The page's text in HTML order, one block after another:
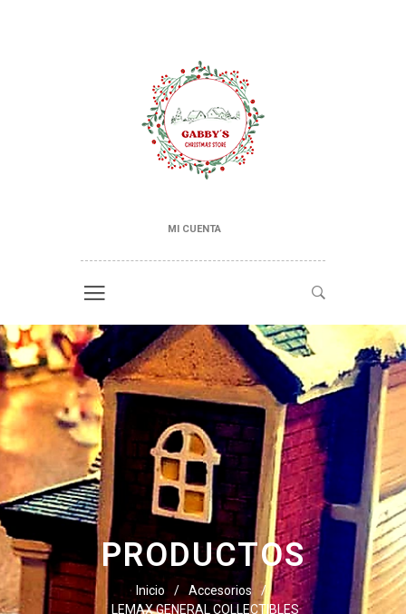
MI CUENTA
PRODUCTOS
Inicio / Accesorios
/
LEMAX GENERAL COLLECTIBLES